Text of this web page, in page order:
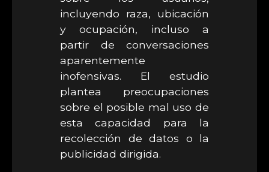
incluyendo raza, ubicación
y ocupación, incluso a
partir de conversaciones
aparentemente
inofensivas. El estudio
plantea preocupaciones
sobre el posible mal uso de
esta capacidad para la
recolección de datos o la
publicidad dirigida.